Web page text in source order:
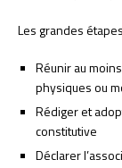
Les grandes
Réunir au moins
physiques ou
Rédiger et
constitutive
Déclarer